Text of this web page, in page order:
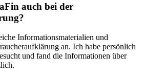
auch bei der
Informationsmaterialien und
an. Ich habe ‍persönlich
und fand die Informationen ‌über